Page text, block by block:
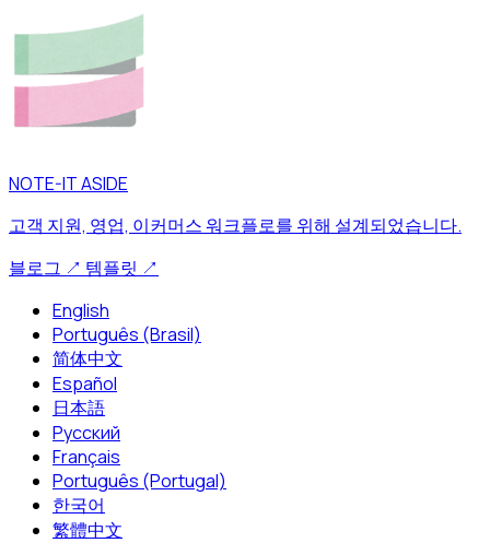
NOTE-IT ASIDE
고객 지원, 영업, 이커머스 워크플로를 위해 설계되었습니다.
블로그 ↗ 템플릿 ↗
English
Português (Brasil)
简体中文
Español
日本語
Русский
Français
Português (Portugal)
한국어
繁體中文